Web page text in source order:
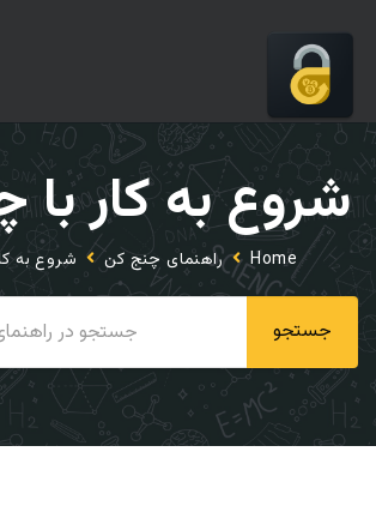
شروع به کار
Home راهنمای چنج کن شروع به